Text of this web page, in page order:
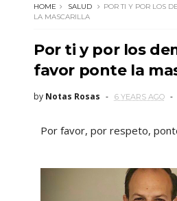
HOME SALUD
POR TI Y POR LOS
LA MASCARILLA
Por ti y por los
favor ponte la
by Notas Rosas 6 YEARS AGO
Por favor, por respeto,